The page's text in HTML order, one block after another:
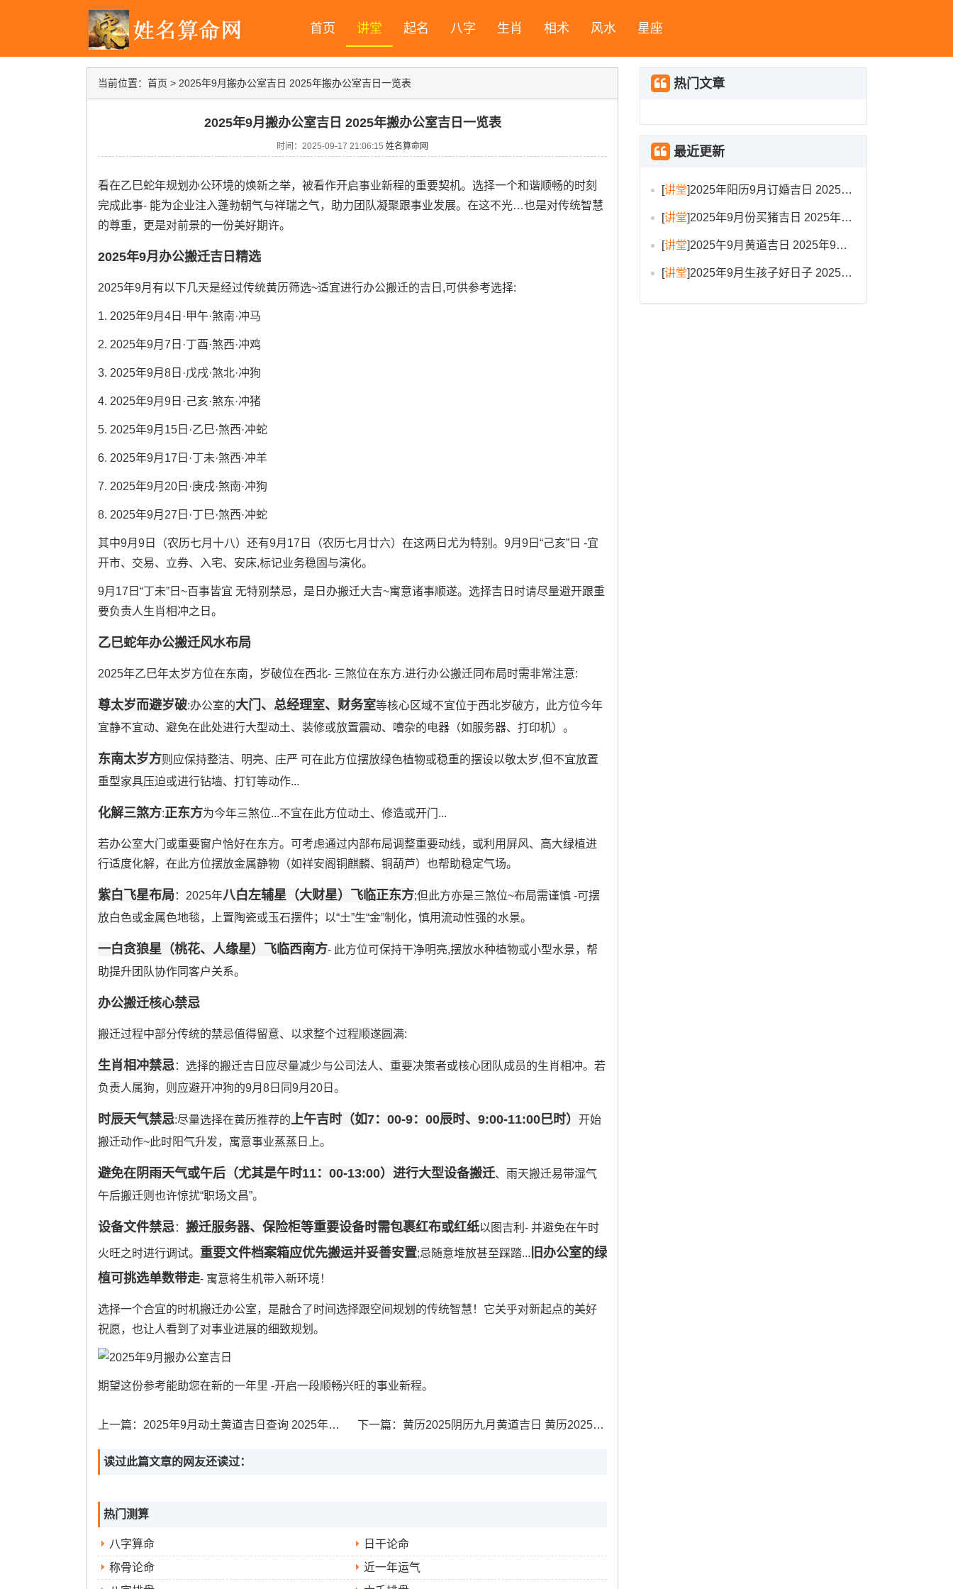
首页 讲堂 起名 八字 生肖 相术 风水 星座
当前位置： 首页 > 2025年9月搬办公室吉日 2025年搬办公室吉日一览表
2025年9月搬办公室吉日 2025年搬办公室吉日一览表
时间：2025-09-17 21:06:15 姓名算命网
看在乙巳蛇年规划办公环境的焕新之举，被看作开启事业新程的重要契机。选择一个和谐顺畅的时刻
完成此事- 能为企业注入蓬勃朝气与祥瑞之气，助力团队凝聚跟事业发展。在这不光…也是对传统智慧
的尊重，更是对前景的一份美好期许。
2025年9月办公搬迁吉日精选
2025年9月有以下几天是经过传统黄历筛选~适宜进行办公搬迁的吉日,可供参考选择:
1. 2025年9月4日·甲午·煞南·冲马
2. 2025年9月7日·丁酉·煞西·冲鸡
3. 2025年9月8日·戊戌·煞北·冲狗
4. 2025年9月9日·己亥·煞东·冲猪
5. 2025年9月15日·乙巳·煞西·冲蛇
6. 2025年9月17日·丁未·煞西·冲羊
7. 2025年9月20日·庚戌·煞南·冲狗
8. 2025年9月27日·丁巳·煞西·冲蛇
其中9月9日（农历七月十八）还有9月17日（农历七月廿六）在这两日尤为特别。9月9日“己亥”日 -宜
开市、交易、立券、入宅、安床,标记业务稳固与演化。
9月17日“丁未”日~百事皆宜 无特别禁忌，是日办搬迁大吉~寓意诸事顺遂。选择吉日时请尽量避开跟重
要负责人生肖相冲之日。
乙巳蛇年办公搬迁风水布局
2025年乙巳年太岁方位在东南，岁破位在西北- 三煞位在东方.进行办公搬迁同布局时需非常注意:
尊太岁而避岁破:办公室的大门、总经理室、财务室等核心区域不宜位于西北岁破方，此方位今年
宜静不宜动、避免在此处进行大型动土、装修或放置震动、嘈杂的电器（如服务器、打印机）。
东南太岁方则应保持整洁、明亮、庄严 可在此方位摆放绿色植物或稳重的摆设以敬太岁,但不宜放置
重型家具压迫或进行钻墙、打钉等动作...
化解三煞方:正东方为今年三煞位...不宜在此方位动土、修造或开门...
若办公室大门或重要窗户恰好在东方。可考虑通过内部布局调整重要动线，或利用屏风、高大绿植进
行适度化解，在此方位摆放金属静物（如祥安阁铜麒麟、铜葫芦）也帮助稳定气场。
紫白飞星布局：2025年八白左辅星（大财星）飞临正东方;但此方亦是三煞位~布局需谨慎 -可摆
放白色或金属色地毯，上置陶瓷或玉石摆件；以“土”生“金”制化，慎用流动性强的水景。
一白贪狼星（桃花、人缘星）飞临西南方- 此方位可保持干净明亮,摆放水种植物或小型水景，帮
助提升团队协作同客户关系。
办公搬迁核心禁忌
搬迁过程中部分传统的禁忌值得留意、以求整个过程顺遂圆满:
生肖相冲禁忌：选择的搬迁吉日应尽量减少与公司法人、重要决策者或核心团队成员的生肖相冲。若
负责人属狗，则应避开冲狗的9月8日同9月20日。
时辰天气禁忌:尽量选择在黄历推荐的 上午吉时（如7：00-9：00辰时、9:00-11:00巳时） 开始
搬迁动作~此时阳气升发，寓意事业蒸蒸日上。
避免在阴雨天气或午后（尤其是午时11：00-13:00）进行大型设备搬迁、雨天搬迁易带湿气
午后搬迁则也许惊扰“职场文昌”。
设备文件禁忌： 搬迁服务器、保险柜等重要设备时需包裹红布或红纸以图吉利- 并避免在午时
火旺之时进行调试。 重要文件档案箱应优先搬运并妥善安置;忌随意堆放甚至踩踏... 旧办公室的绿
植可挑选单数带走- 寓意将生机带入新环境！
选择一个合宜的时机搬迁办公室，是融合了时间选择跟空间规划的传统智慧！它关乎对新起点的美好
祝愿，也让人看到了对事业进展的细致规划。
期望这份参考能助您在新的一年里 -开启一段顺畅兴旺的事业新程。
上一篇： 2025年9月动土黄道吉日查询 2025年建房动土吉日 下一篇：黄历2025阴历九月黄道吉日 黄历2025年九月黄道吉日查询
读过此篇文章的网友还读过：
热门测算
八字算命
日干论命
称骨论命
近一年运气
热门文章
最近更新
[讲堂]2025年阳历9月订婚吉日 2025年9月订婚吉日有哪几天
[讲堂]2025年9月份买猪吉日 2025年9月买猪进圈吉日
[讲堂]2025午9月黄道吉日 2025年9月黄道吉日一览表大全
[讲堂]2025年9月生孩子好日子 2025年9月哪天生孩子比较好